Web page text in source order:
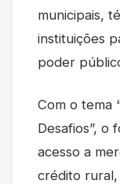
municipais,
instituições
poder
Com o tema
Desafios”, o
acesso a
crédito rural,